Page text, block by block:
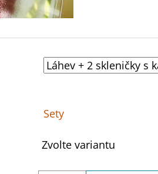
Sety
Zvolte variantu